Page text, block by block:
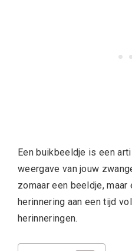
Een buikbeeldje is een
weergave van jouw
zomaar een beeldje,
herinnering aan een tijd
herinneringen.